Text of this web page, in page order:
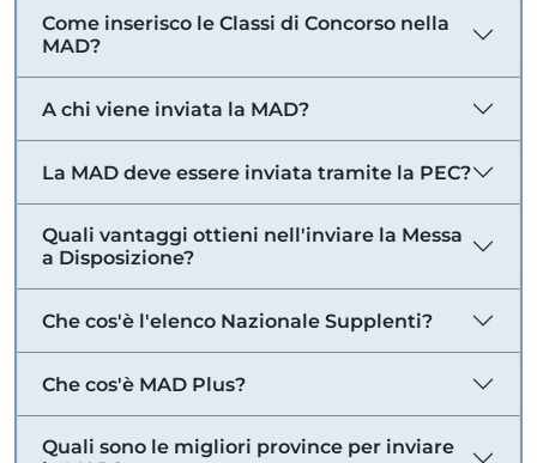
Come inserisco le Classi di Concorso nella
MAD?
A chi viene inviata la MAD?
La MAD deve essere inviata tramite la PEC?
Quali vantaggi ottieni nell'inviare la Messa
a Disposizione?
Che cos'è l'elenco Nazionale Supplenti?
Che cos'è MAD Plus?
Quali sono le migliori province per inviare